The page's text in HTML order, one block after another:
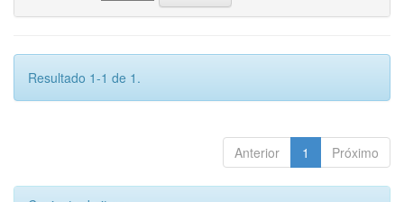
Resultado 1-1 de 1.
Anterior 1 Próximo